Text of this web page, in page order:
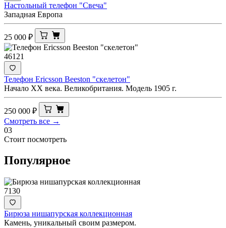
Настольный телефон "Свеча"
Западная Европа
25 000 ₽
46121
Телефон Ericsson Beeston "скелетон"
Начало XX века. Великобритания. Модель 1905 г.
250 000 ₽
Смотреть все →
03
Стоит посмотреть
Популярное
7130
Бирюза нишапурская коллекционная
Камень, уникальный своим размером.